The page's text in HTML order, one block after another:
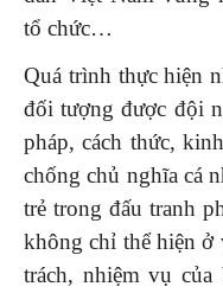
tổ chức…
Quá trình thực hiện
đối tượng được đội
pháp, cách thức,
chống chủ nghĩa cá
trẻ trong đấu tranh
không chỉ thể hiện ở
trách, nhiệm vụ